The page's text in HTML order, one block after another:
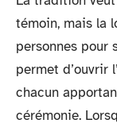
témoin, mais la
personnes pour
permet d’ouvrir
chacun
cérémonie.